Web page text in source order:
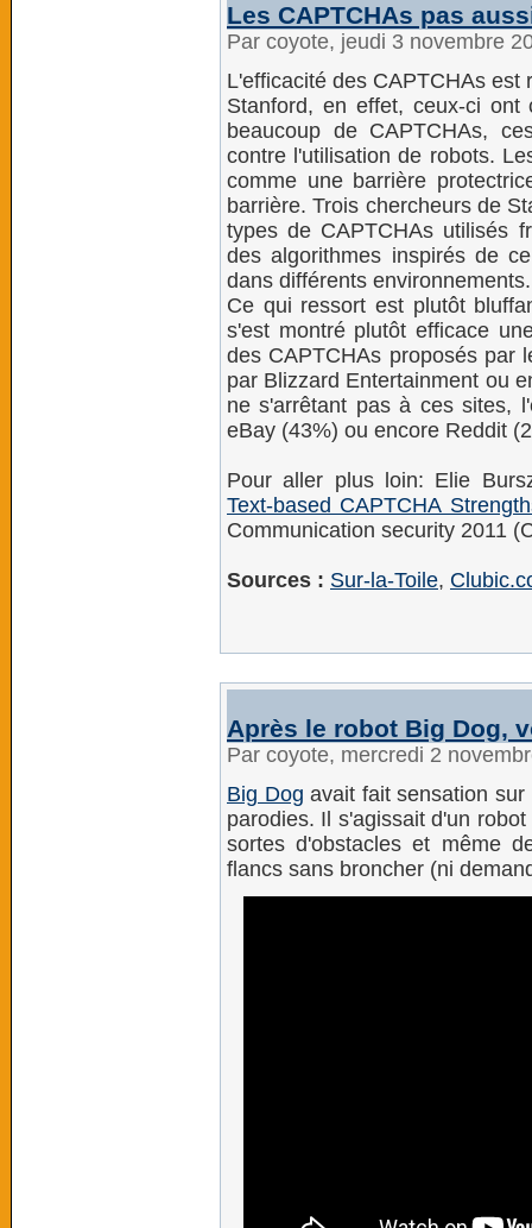
Les CAPTCHAs pas
Par coyote, jeudi 3 novembre
L'efficacité des CAPTCHAs est
Stanford, en effet, ceux-ci ont
beaucoup de CAPTCHAs,
contre l'utilisation de robots.
comme une barrière
barrière. Trois chercheurs de
types de CAPTCHAs utilisés
des algorithmes inspirés de
dans différents environnements.
Ce qui ressort est plutôt
s'est montré plutôt efficace
des CAPTCHAs proposés par
par Blizzard Entertainment ou
ne s'arrêtant pas à ces sites,
eBay (43%) ou encore Reddit
Pour aller plus loin: Elie
Text-based CAPTCHA
Communication security 2011
Sources : Sur-la-Toile,
Après le robot Big Dog,
Par coyote, mercredi 2
Big Dog avait fait sensation
parodies. Il s'agissait d'un
sortes d'obstacles et même
flancs sans broncher (ni